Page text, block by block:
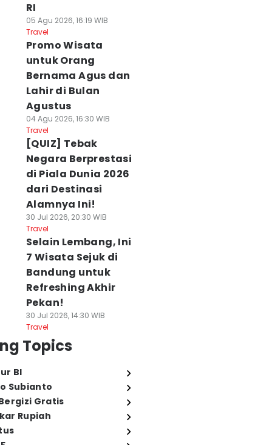
RI
05 Agu 2026, 16:19 WIB
Travel
Promo Wisata
untuk Orang
Bernama Agus dan
Lahir di Bulan
Agustus
04 Agu 2026, 16:30 WIB
Travel
[QUIZ] Tebak
Negara Berprestasi
di Piala Dunia 2026
dari Destinasi
Alamnya Ini!
30 Jul 2026, 20:30 WIB
Travel
Selain Lembang, Ini
7 Wisata Sejuk di
Bandung untuk
Refreshing Akhir
Pekan!
30 Jul 2026, 14:30 WIB
Travel
Topics
BI
Subianto
Gratis
Rupiah